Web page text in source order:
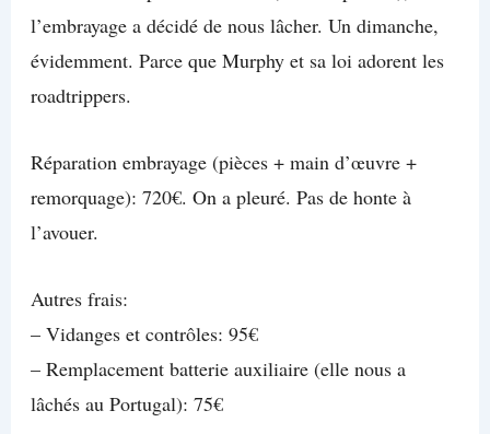
l’embrayage a décidé de nous lâcher. Un dimanche,
évidemment. Parce que Murphy et sa loi adorent les
roadtrippers.
Réparation embrayage (pièces + main d’œuvre +
remorquage): 720€. On a pleuré. Pas de honte à
l’avouer.
Autres frais:
– Vidanges et contrôles: 95€
– Remplacement batterie auxiliaire (elle nous a
lâchés au Portugal): 75€